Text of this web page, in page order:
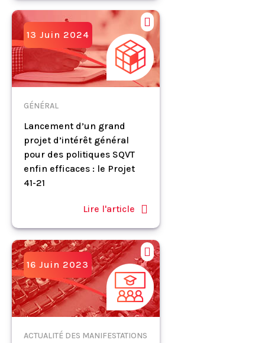
13 Juin 2024
GÉNÉRAL
Lancement d’un grand
projet d’intérêt général
pour des politiques SQVT
enfin efficaces : le Projet
41-21
Lire l'article
16 Juin 2023
ACTUALITÉ DES MANIFESTATIONS